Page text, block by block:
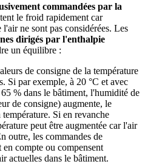
commandées par la
le froid rapidement car
ne sont pas considérées. Les
dirigés par l'enthalpie
un équilibre :
de consigne de la température
Si par exemple, à 20 °C et avec
% dans le bâtiment, l'humidité de
de consigne) augmente, le
Si en revanche
peut être augmentée car l'air
outre, les commandes de
compte ou compensent
actuelles dans le bâtiment.